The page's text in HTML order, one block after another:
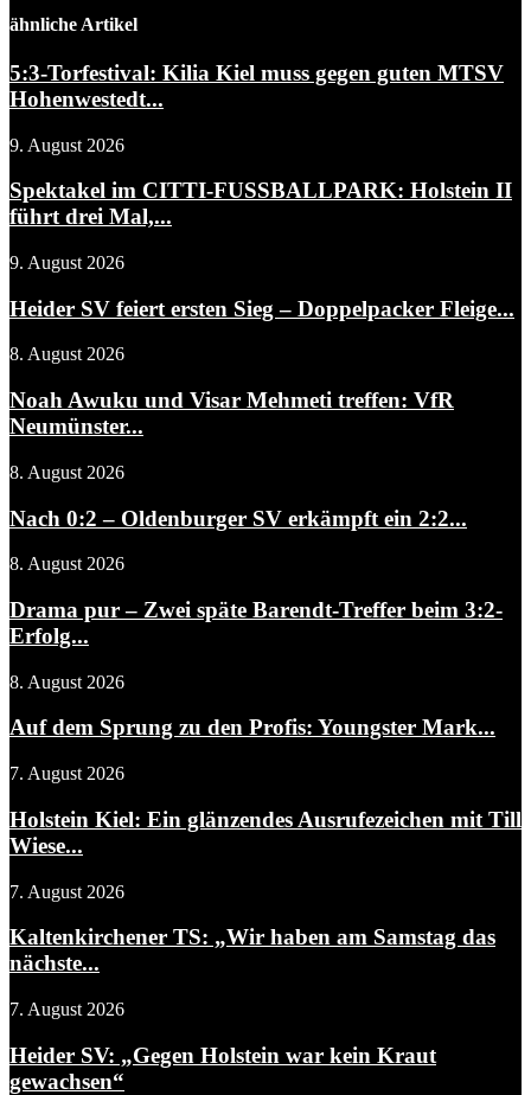
ähnliche Artikel
5:3-Torfestival: Kilia Kiel muss gegen guten MTSV
Hohenwestedt...
9. August 2026
Spektakel im CITTI-FUSSBALLPARK: Holstein II
führt drei Mal,...
9. August 2026
Heider SV feiert ersten Sieg – Doppelpacker Fleige...
8. August 2026
Noah Awuku und Visar Mehmeti treffen: VfR
Neumünster...
8. August 2026
Nach 0:2 – Oldenburger SV erkämpft ein 2:2...
8. August 2026
Drama pur – Zwei späte Barendt-Treffer beim 3:2-
Erfolg...
8. August 2026
Auf dem Sprung zu den Profis: Youngster Mark...
7. August 2026
Holstein Kiel: Ein glänzendes Ausrufezeichen mit Till
Wiese...
7. August 2026
Kaltenkirchener TS: „Wir haben am Samstag das
nächste...
7. August 2026
Heider SV: „Gegen Holstein war kein Kraut
gewachsen“